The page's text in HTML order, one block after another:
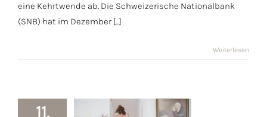
eine Kehrtwende ab. Die Schweizerische Nationalbank
(SNB) hat im Dezember [...]
Weiterlesen
11.